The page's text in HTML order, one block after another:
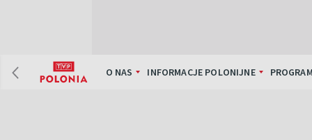
O NAS INFORMACJE POLONIJNE